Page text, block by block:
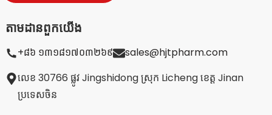
តាមដានពួកយើង
+៨៦ ១៣១៨១៧០៣២៦៩
sales@hjtpharm.com
លេខ 30766 ផ្លូវ Jingshidong ស្រុក Licheng ខេត្ត Jinan
ប្រទេសចិន